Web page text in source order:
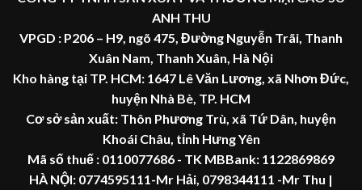
ANH THU
VPGD : P206 – H9, ngõ 475, Đường Nguyễn Trãi, Thanh
Xuân Nam, Thanh Xuân, Hà Nội
Kho hàng tại TP. HCM: 1647 Lê Văn Lương, xã Nhơn Đức,
huyện Nhà Bè, TP. HCM
Cơ sở sản xuất: Thôn Phương Trù, xã Tứ Dân, huyện
Khoái Châu, tỉnh Hưng Yên
Mã số thuế : 0110077686 - TK MBBank: 1122869869
HÀ NỘI: 0774595111-Mr Hải, 0798344111 -Mr Thu |